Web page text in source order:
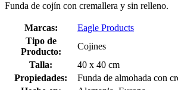
Funda de cojín con cremallera y sin relleno.
Marcas:
Eagle Products
Tipo de
Producto:
Cojines
Talla:
40 x 40 cm
Propiedades:
Funda de almohada con